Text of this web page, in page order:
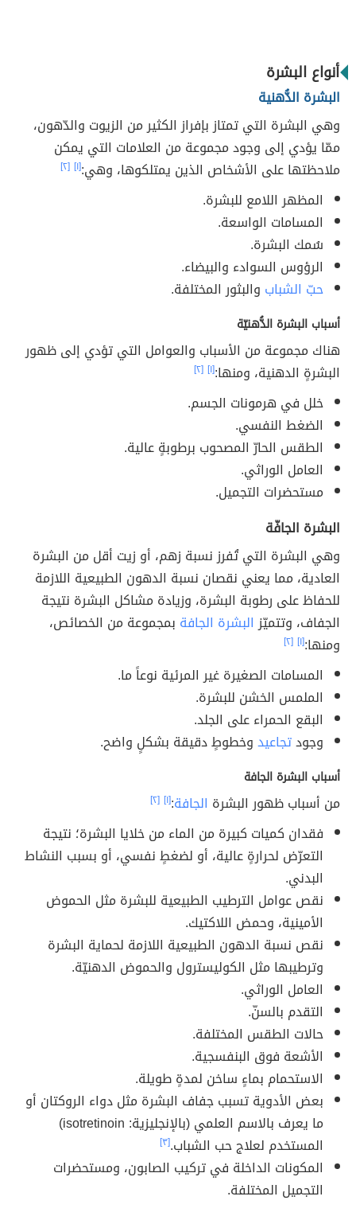
أنواع البشرة
البشرة الدُّهنية
وهي البشرة التي تمتاز بإفراز الكثير من الزيوت والدّهون،
ممّا يؤدي إلى وجود مجموعة من العلامات التي يمكن
ملاحظتها على الأشخاص الذين يمتلكوها، وهي:[١] [٢]
المظهر اللامع للبشرة.
المسامات الواسعة.
سُمك البشرة.
الرؤوس السوادء والبيضاء.
حبّ الشباب والبثور المختلفة.
أسباب البشرة الدُّهنيّة
هناك مجموعة من الأسباب والعوامل التي تؤدي إلى ظهور
البشرةٍ الدهنية، ومنها:[١] [٢]
خلل في هرمونات الجسم.
الضغط النفسي.
الطقس الحارّ المصحوب برطوبةٍ عالية.
العامل الوراثي.
مستحضرات التجميل.
البشرة الجافّة
وهي البشرة التي تُفرز نسبة زهم، أو زيت أقل من البشرة
العادية، مما يعني نقصان نسبة الدهون الطبيعية اللازمة
للحفاظ على رطوبة البشرة، وزيادة مشاكل البشرة نتيجة
الجفاف، وتتميّزالبشرة الجافة بمجموعة من الخصائص،
ومنها:[١] [٢]
المسامات الصغيرة غير المرئية نوعاً ما.
الملمس الخشن للبشرة.
البقع الحمراء على الجلد.
وجودتجاعيدوخطوطٍ دقيقة بشكلٍ واضح.
أسباب البشرة الجافة
من أسباب ظهور البشرة الجافة:[١] [٢]
فقدان كميات كبيرة من الماء من خلايا البشرة؛ نتيجة
التعرّض لحرارةٍ عالية، أو لضغطٍ نفسي، أو بسبب النشاط
البدني.
نقص عوامل الترطيب الطبيعية للبشرة مثل الحموض
الأمينية، وحمض اللاكتيك.
نقص نسبة الدهون الطبيعية اللازمة لحماية البشرة
وترطيبها مثل الكوليسترول والحموض الدهنيّة.
العامل الوراثي.
التقدم بالسنّ.
حالات الطقس المختلفة.
الأشعة فوق البنفسجية.
الاستحمام بماءٍ ساخن لمدةٍ طويلة.
بعض الأدوية تسبب جفاف البشرة مثل دواء الروكتان أو
ما يعرف بالاسم العلمي (بالإنجليزية: isotretinoin)
المستخدم لعلاج حب الشباب.[٣]
المكونات الداخلة في تركيب الصابون، ومستحضرات
التجميل المختلفة.